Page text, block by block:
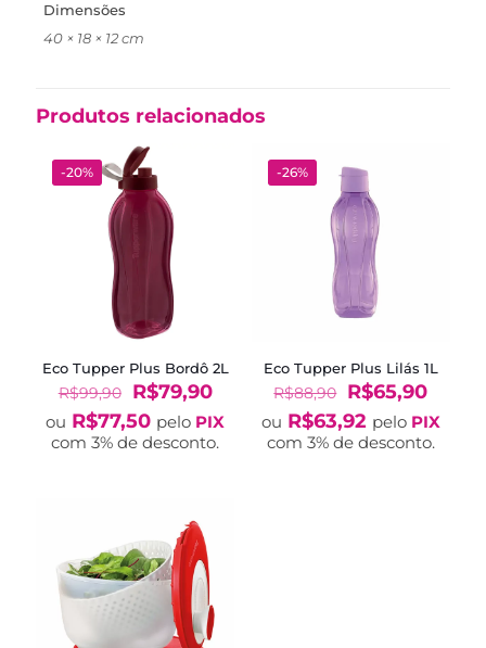
Dimensões
40 × 18 × 12 cm
Produtos relacionados
-20%
Eco Tupper Plus Bordô 2L
R$99,90
O
preço
original
era:
R$79,90O
preço
atual
é:
ou R$77,50 pelo PIX
com 3% de desconto.
-26%
Eco Tupper Plus Lilás 1L
R$88,90 O
preço
original
era:
R$65,90O
preço
atual
é:
ou R$63,92 pelo PIX
com 3% de desconto.